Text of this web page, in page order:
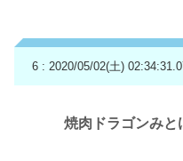
6 : 2020/05/02(土)
焼肉ドラゴンみと